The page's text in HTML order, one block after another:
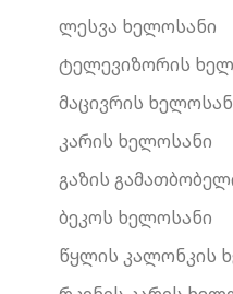
ლესვა ხელოსანი
ტელევიზორის
მაცივრის
კარის ხელოსანი
გაზის
ბეკოს ხელოსანი
წყლის კალონკის